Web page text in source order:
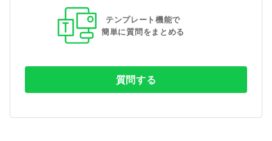
テンプレート機能で
簡単に質問をまとめる
質問する